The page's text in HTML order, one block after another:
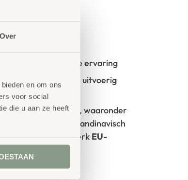
Over
en om ons
voor social
die u aan ze heeft
uw idee en onze ervaring
is uitvoerig
keuringen
producten, waaronder
-gecertificeerd Scandinavisch
het milieukeurmerk EU-